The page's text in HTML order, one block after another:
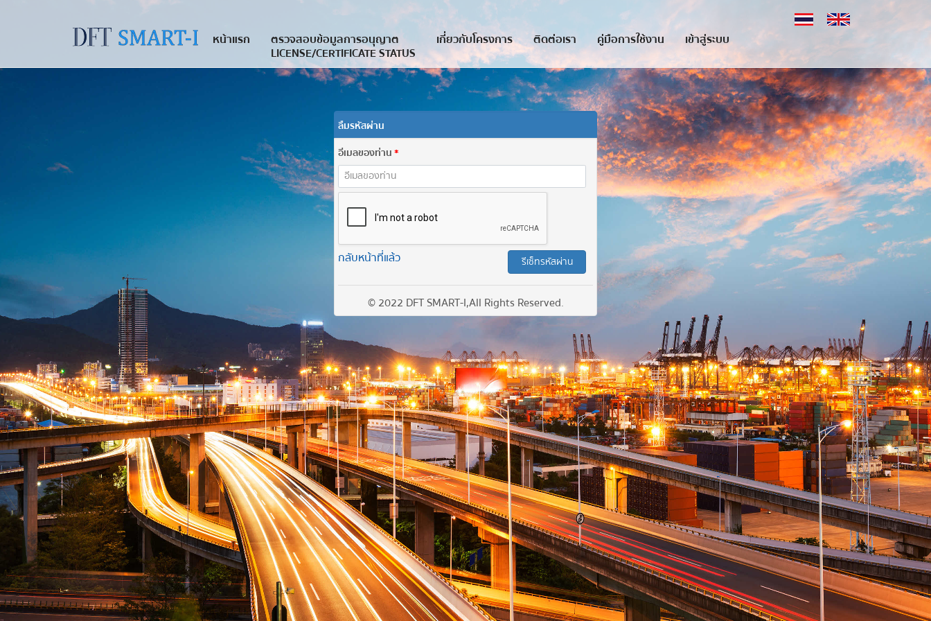
หน้าแรก ตรวจสอบข้อมูลการอนุญาต
LICENSE/CERTIFICATE STATUS
เกี่ยวกับโครงการ ติดต่อเรา คู่มือการใช้งาน เข้าสู่ระบบ
ลืมรหัสผ่าน
อีเมลของท่าน
กลับหน้าที่แล้ว รีเซ็ทรหัสผ่าน
© 2022 DFT SMART-I, All Rights Reserved.